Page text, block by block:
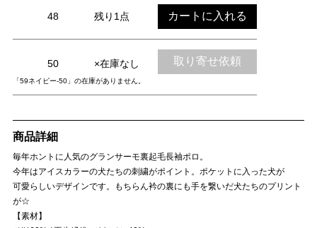
48 残り1点 カートに入れる
50 ×在庫なし 取り寄せ依頼
「59ネイビー-50」の在庫がありません。
商品詳細
毎年ホントに人気のグランサーモ裏起毛長袖ポロ。
今年はアイスカラーの犬たちの刺繍がポイント。ポケットに入った犬が
可愛らしいデザインです。もちらん衿の裏にも手を繋いだ犬たちのプリント
が☆
【素材】